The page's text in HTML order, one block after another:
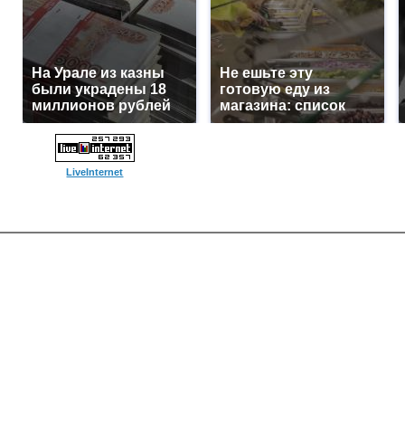
На Урале из казны
были украдены 18
миллионов рублей
Не ешьте эту
готовую еду из
магазина: список
LiveInternet